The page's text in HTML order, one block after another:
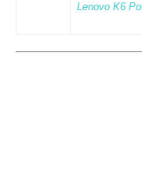
Lenovo K6